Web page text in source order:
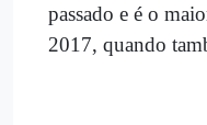
passado e é o
2017, quando